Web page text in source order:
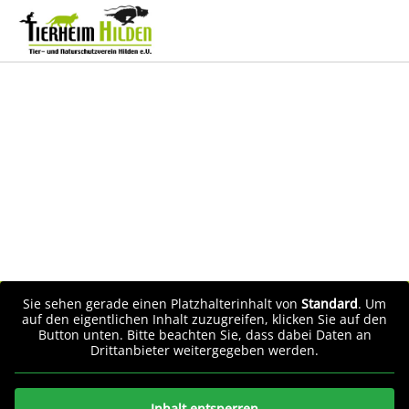
Sie sehen gerade einen Platzhalterinhalt von Standard. Um
auf den eigentlichen Inhalt zuzugreifen, klicken Sie auf den
Button unten. Bitte beachten Sie, dass dabei Daten an
Drittanbieter weitergegeben werden.